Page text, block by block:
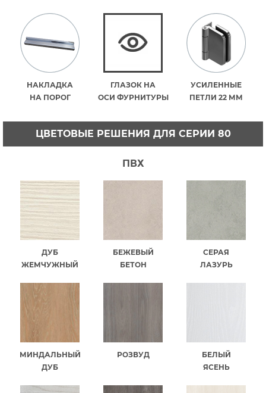
НАКЛАДКА
НА ПОРОГ
ГЛАЗОК НА
ОСИ ФУРНИТУРЫ
УСИЛЕННЫЕ
ПЕТЛИ 22 ММ
ЦВЕТОВЫЕ РЕШЕНИЯ ДЛЯ СЕРИИ 80
ПВХ
ДУБ
ЖЕМЧУЖНЫЙ
БЕЖЕВЫЙ
БЕТОН
СЕРАЯ
ЛАЗУРЬ
МИНДАЛЬНЫЙ
ДУБ
РОЗВУД
БЕЛЫЙ
ЯСЕНЬ